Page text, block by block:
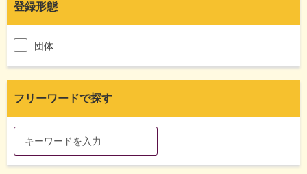
登録形態
団体
フリーワードで探す